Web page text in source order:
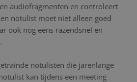
audiofragmenten en controleert
notulist moet niet alleen goed
ook nog eens razendsnel en
notulisten die jarenlange
kan tijdens een meeting